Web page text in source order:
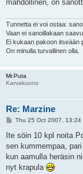
mahdollinen, on
Tunnetta ei voi ostaa:
Vaan ei sanoillakaan
Ei kukaan pakoon itseään
On minulla turvallinen olla.
Mr.Puta
Karvakuono
Re: Marzine
P
s
Thu 25 Oct 2007, 13:24
Ite söin 10 kpl noita
sen kummempaa,
kun aamulla heräsin
nyt krapula